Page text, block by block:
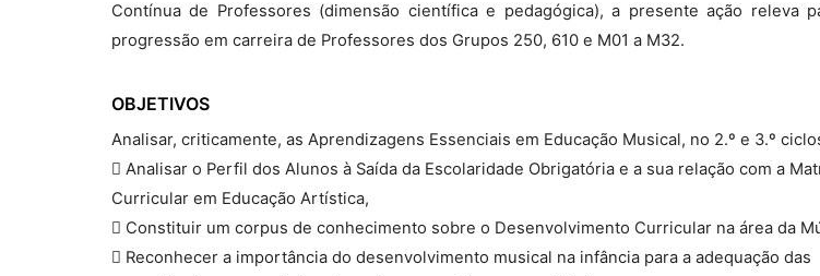
Contínua de Professores (dimensão científica e pedagógica), a presente ação releva
progressão em carreira de Professores dos Grupos 250, 610 e M01 a M32.
OBJETIVOS
Analisar, criticamente, as Aprendizagens Essenciais em Educação Musical, no 2.º e 3.º
 Analisar o Perfil dos Alunos à Saída da Escolaridade Obrigatória e a sua relação com a
Curricular em Educação Artística,
 Constituir um corpus de conhecimento sobre o Desenvolvimento Curricular na área da
 Reconhecer a importância do desenvolvimento musical na infância para a adequação das